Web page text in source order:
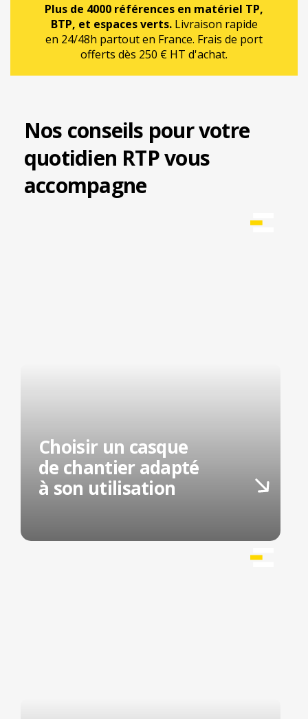
Plus de 4000 références en matériel TP,
BTP, et espaces verts.Livraison rapide
en 24/48h partout en France. Frais de port
offerts dès 250 € HT d'achat.
Nos conseils pour votre
quotidien RTP vous
accompagne
Choisir un casque
de chantier adapté
à son utilisation